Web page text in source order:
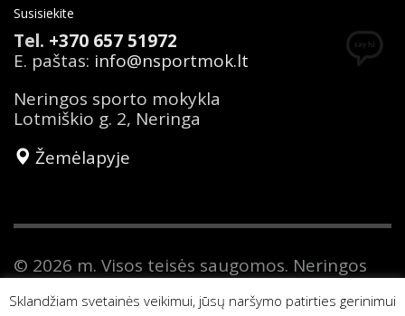
Susisiekite
Tel. +370 657 51972
E. paštas: info@nsportmok.lt
Neringos sporto mokykla
Lotmiškio g. 2, Neringa
Žemėlapyje
© 2026 m. Visos teisės saugomos. Neringos
sporto mokykla yra savivaldybės biudžetinė
įstaiga. Duomenys apie Neringos sporto
Sklandžiam svetainės veikimui, jūsų naršymo patirties gerinimui